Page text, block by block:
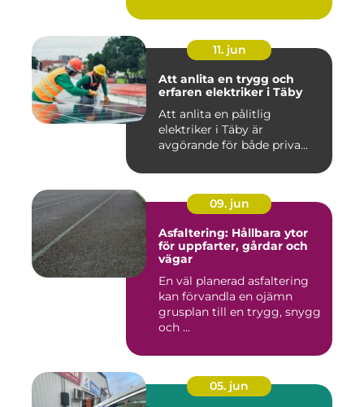
11. jun
Att anlita en trygg och
erfaren elektriker i Täby
Att anlita en pålitlig
elektriker i Täby är
avgörande för både priva...
09. jun
Asfaltering: Hållbara ytor
för uppfarter, gårdar och
vägar
En väl planerad asfaltering
kan förvandla en ojämn
grusplan till en trygg, snygg
och ...
05. jun